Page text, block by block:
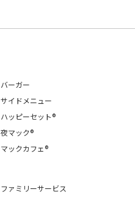
バーガー
サイドメニュー
ハッピーセット®
夜マック®
マックカフェ®
ファミリーサービス